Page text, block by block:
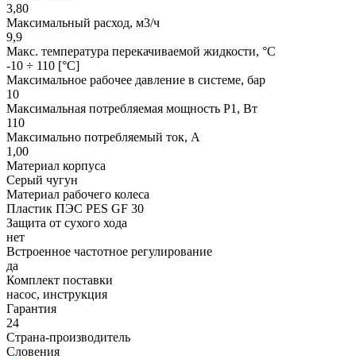
3,80
Максимальный расход, м3/ч
9,9
Макс. температура перекачиваемой жидкости, °C
-10 ÷ 110 [°C]
Максимальное рабочее давление в системе, бар
10
Максимальная потребляемая мощность Р1, Вт
110
Максимально потребляемый ток, А
1,00
Материал корпуса
Серый чугун
Материал рабочего колеса
Пластик ПЭС PES GF 30
Защита от сухого хода
нет
Встроенное частотное регулирование
да
Комплект поставки
насос, инструкция
Гарантия
24
Страна-производитель
Словения